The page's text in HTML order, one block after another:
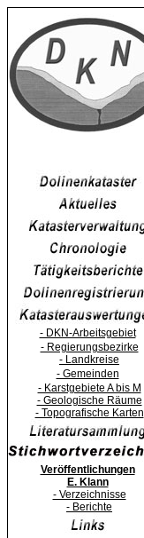
- DKN-Arbeitsgebiet
- Regierungsbezirke
- Landkreise
- Gemeinden
- Karstgebiete A bis M
- Geologische Räume
- Topografische Karten
Veröffentlichungen
E. Klann
- Verzeichnisse
- Berichte